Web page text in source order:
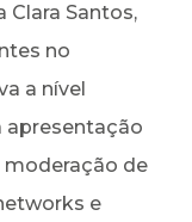
Clara Santos,
no
a nível
apresentação
moderação de
e